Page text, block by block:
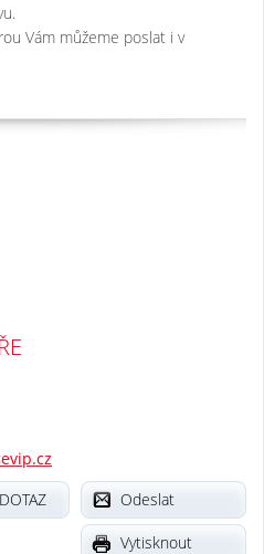
Vám můžeme poslat i v
Odeslat
Vytisknout